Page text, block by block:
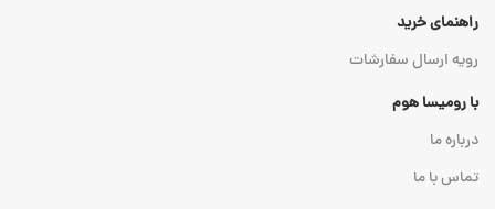
راهنمای خرید
رویه ارسال سفارشات
با رومیسا هوم
درباره ما
تماس با ما